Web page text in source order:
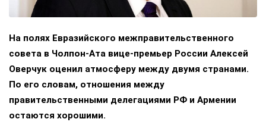
На полях Евразийского межправительственного
совета в Чолпон-Ата вице-премьер России Алексей
Оверчук оценил атмосферу между двумя странами.
По его словам, отношения между
правительственными делегациями РФ и Армении
остаются хорошими.